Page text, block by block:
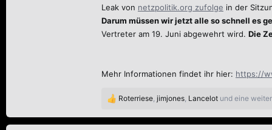
Leak von netzpolitik.org zufolge in der
Darum müssen wir jetzt alle so schnell es
Vertreter am 19. Juni abgewehrt wird. Die
Mehr Informationen findet ihr hier: https://
R
a
Roterriese, jimjones, Lancelot und eine